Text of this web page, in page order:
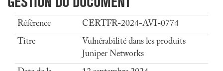
Référence
CERTFR-2024-AVI-0774
Titre
Vulnérabilité dans les produits
Juniper Networks